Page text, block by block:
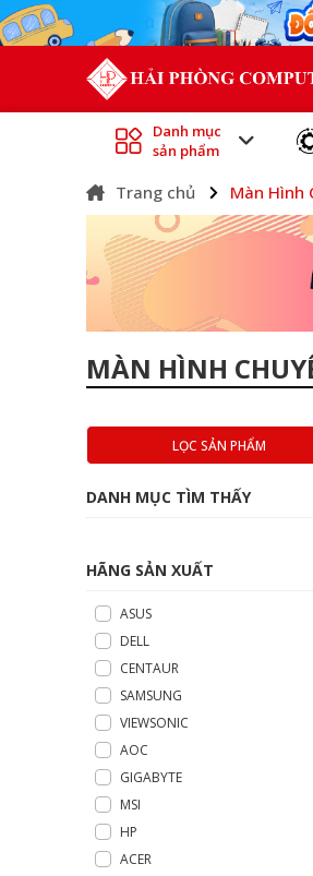
Danh mục
sản phẩm
Trang chủ Màn Hình
MÀN HÌNH
LỌC SẢN PHẨM
DANH MỤC TÌM THẤY
HÃNG SẢN XUẤT
ASUS
DELL
CENTAUR
SAMSUNG
VIEWSONIC
AOC
GIGABYTE
MSI
HP
ACER